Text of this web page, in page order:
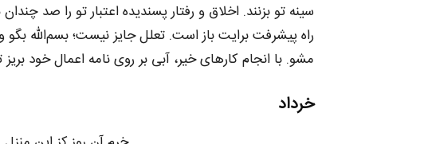
سینه تو بزنند. اخلاق و رفتار پسندیده اعتبار تو را صد
راه پیشرفت برایت باز است. تعلل جایز نیست؛ بسم‌الله بگو
مشو. با انجام کارهای خیر، آبی بر روی نامه اعمال خود
خرداد